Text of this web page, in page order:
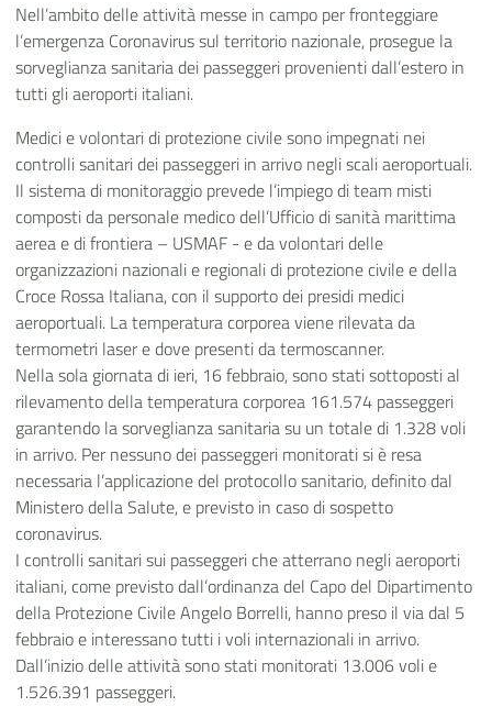
Nell’ambito delle attività messe in campo per fronteggiare
l’emergenza Coronavirus sul territorio nazionale, prosegue la
sorveglianza sanitaria dei passeggeri provenienti dall’estero in
tutti gli aeroporti italiani.
Medici e volontari di protezione civile sono impegnati nei
controlli sanitari dei passeggeri in arrivo negli scali aeroportuali.
Il sistema di monitoraggio prevede l’impiego di team misti
composti da personale medico dell’Ufficio di sanità marittima
aerea e di frontiera – USMAF - e da volontari delle
organizzazioni nazionali e regionali di protezione civile e della
Croce Rossa Italiana, con il supporto dei presidi medici
aeroportuali. La temperatura corporea viene rilevata da
termometri laser e dove presenti da termoscanner.
Nella sola giornata di ieri, 16 febbraio, sono stati sottoposti al
rilevamento della temperatura corporea 161.574 passeggeri
garantendo la sorveglianza sanitaria su un totale di 1.328 voli
in arrivo. Per nessuno dei passeggeri monitorati si è resa
necessaria l’applicazione del protocollo sanitario, definito dal
Ministero della Salute, e previsto in caso di sospetto
coronavirus.
I controlli sanitari sui passeggeri che atterrano negli aeroporti
italiani, come previsto dall’ordinanza del Capo del Dipartimento
della Protezione Civile Angelo Borrelli, hanno preso il via dal 5
febbraio e interessano tutti i voli internazionali in arrivo.
Dall’inizio delle attività sono stati monitorati 13.006 voli e
1.526.391 passeggeri.